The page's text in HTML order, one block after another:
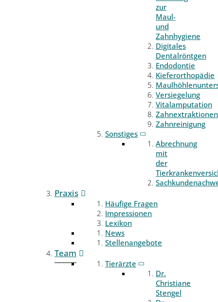
zur
Maul-
und
Zahnhygiene
Digitales
Dentalröntgen
Endodontie
Kieferorthopädie
Versiegelung
Vitalamputation
Zahnextraktionen
Zahnreinigung
Sonstiges
Abrechnung
mit
der
Praxis
Häufige Fragen
Impressionen
Lexikon
News
Stellenangebote
Team
Tierärzte
Dr.
Christiane
Stengel